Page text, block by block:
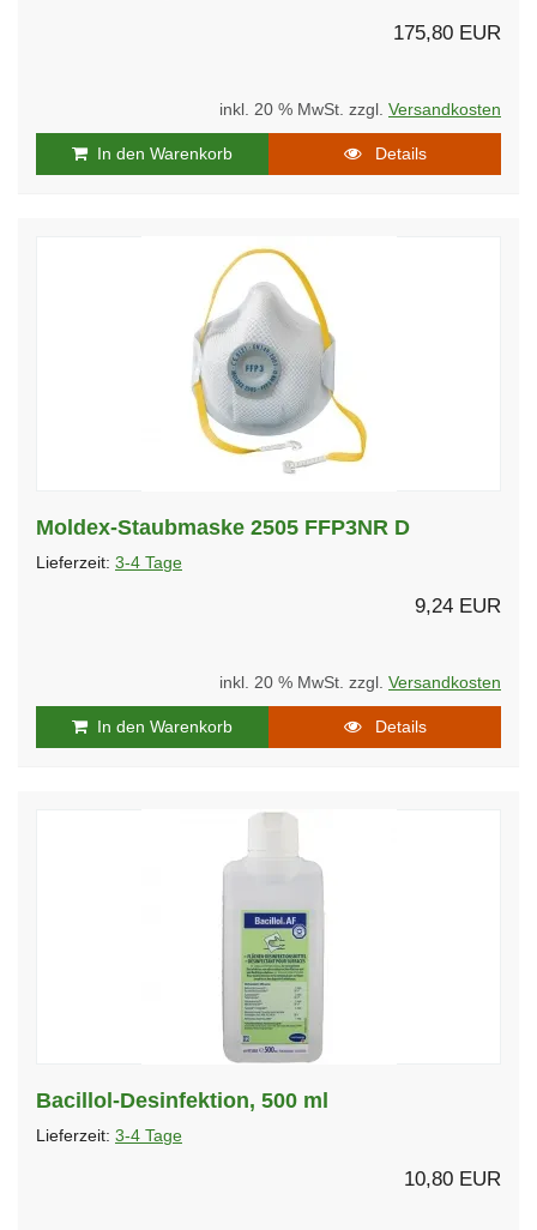
175,80 EUR
inkl. 20 % MwSt. zzgl. Versandkosten
In den Warenkorb Details
Moldex-Staubmaske 2505 FFP3NR D
Lieferzeit: 3-4 Tage
9,24 EUR
inkl. 20 % MwSt. zzgl. Versandkosten
In den Warenkorb Details
Bacillol-Desinfektion, 500 ml
Lieferzeit: 3-4 Tage
10,80 EUR